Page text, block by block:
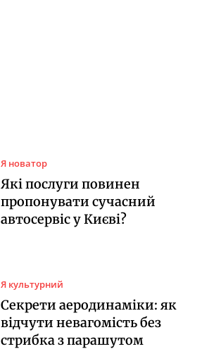
Я новатор
Які послуги повинен
пропонувати сучасний
автосервіс у Києві?
Я культурний
Секрети аеродинаміки: як
відчути невагомість без
стрибка з парашутом